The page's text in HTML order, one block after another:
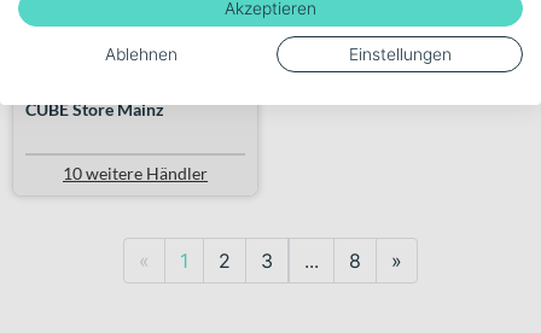
CUBE Store Mainz
10 weitere Händler
« Previous
1 2 3 ... 8 »
Akzeptieren
Ablehnen Einstellungen